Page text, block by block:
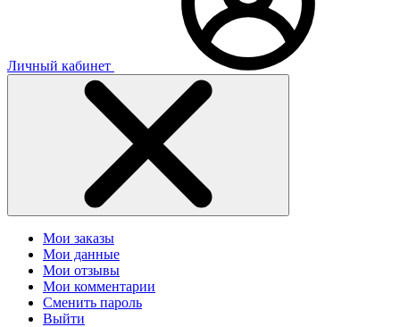
Личный кабинет
Мои заказы
Мои данные
Мои отзывы
Мои комментарии
Сменить пароль
Выйти